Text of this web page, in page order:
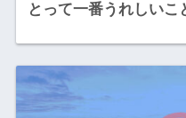
とって一番うれしいこ